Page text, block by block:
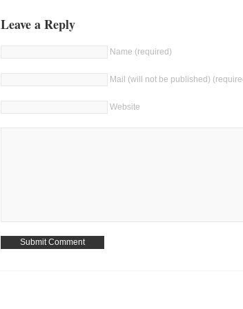
Leave a Reply
Name (required)
Mail (will not be published)
Website